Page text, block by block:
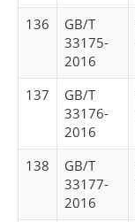
136
GB/T
33175-
2016
137
GB/T
33176-
2016
138
GB/T
33177-
2016